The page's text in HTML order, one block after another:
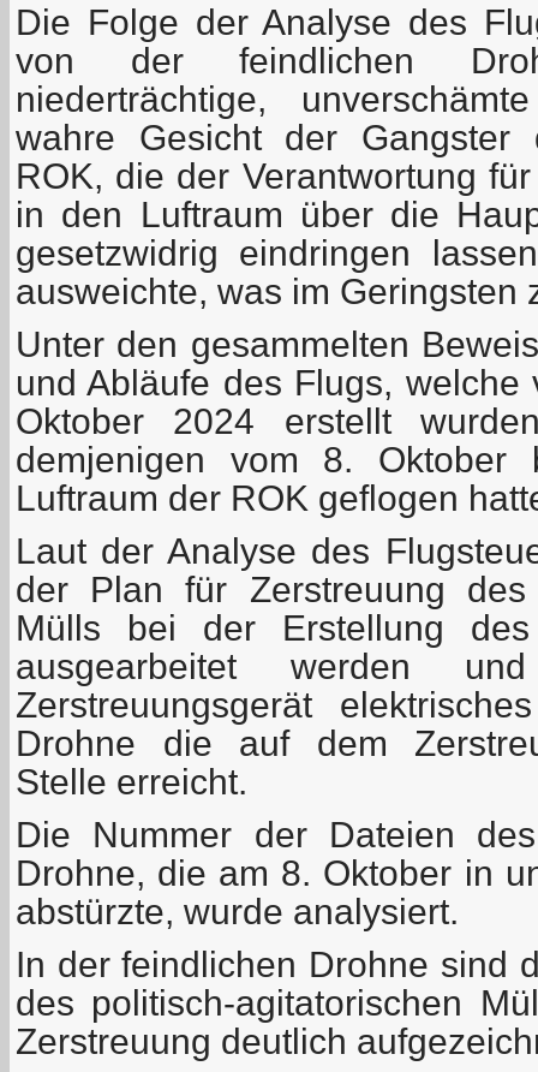
Die Folge der Analyse des
von der feindlichen
niederträchtige,
wahre Gesicht der Gangster
ROK, die der Verantwortung
in den Luftraum über die
gesetzwidrig eindringen
ausweichte, was im Geringsten
Unter den gesammelten
und Abläufe des Flugs,
Oktober 2024 erstellt
demjenigen vom 8.
Luftraum der ROK geflogen
Laut der Analyse des
der Plan für Zerstreuung des
Mülls bei der Erstellung des
ausgearbeitet werden
Zerstreuungsgerät
Drohne die auf dem
Stelle erreicht.
Die Nummer der Dateien
Drohne, die am 8. Oktober in
abstürzte, wurde analysiert.
In der feindlichen Drohne sind
des politisch-agitatorischen
Zerstreuung deutlich